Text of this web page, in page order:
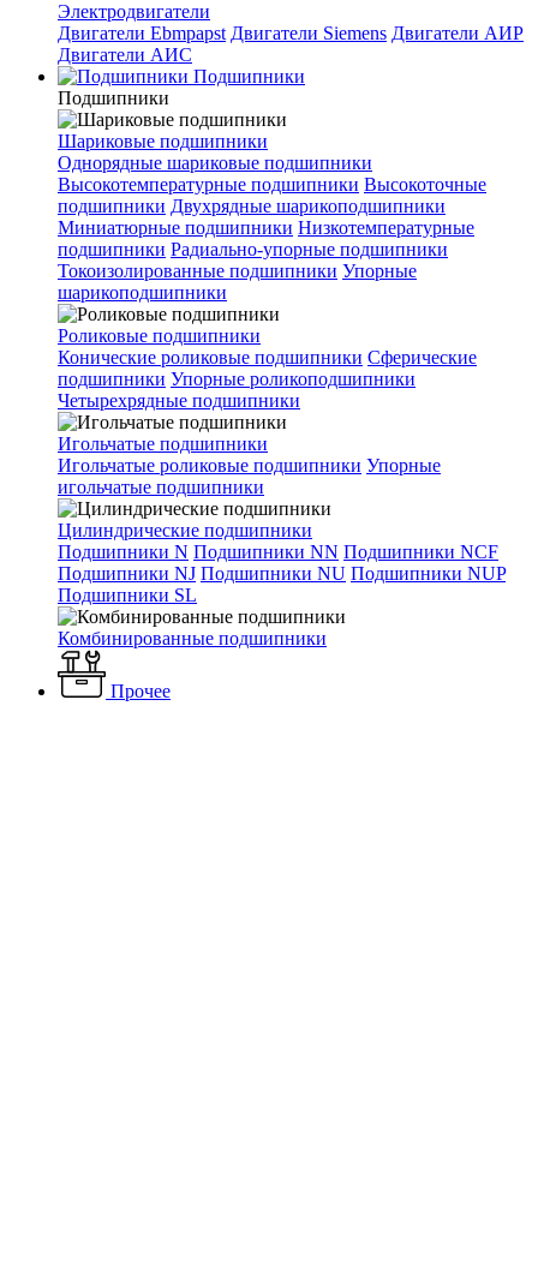
Электродвигатели
Двигатели Ebmpapst Двигатели Siemens Двигатели АИР
Двигатели АИС
Подшипники
Подшипники
Шариковые подшипники
Однорядные шариковые подшипники
Высокотемпературные подшипники Высокоточные
подшипники Двухрядные шарикоподшипники
Миниатюрные подшипники Низкотемпературные
подшипники Радиально-упорные подшипники
Токоизолированные подшипники Упорные
шарикоподшипники
Роликовые подшипники
Конические роликовые подшипники Сферические
подшипники Упорные роликоподшипники
Четырехрядные подшипники
Игольчатые подшипники
Игольчатые роликовые подшипники Упорные
игольчатые подшипники
Цилиндрические подшипники
Подшипники N Подшипники NN Подшипники NCF
Подшипники NJ Подшипники NU Подшипники NUP
Подшипники SL
Комбинированные подшипники
Прочее